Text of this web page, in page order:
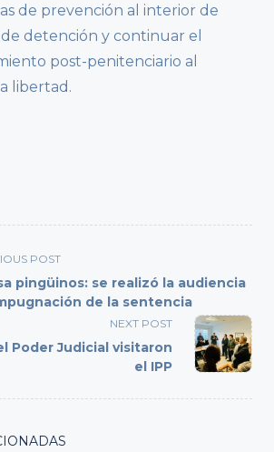
de prevención al interior de
de detención y continuar el
post-penitenciario al
libertad.
POST
pingüinos: se realizó la audiencia
de la sentencia
NEXT POST
Poder Judicial visitaron
el IPP